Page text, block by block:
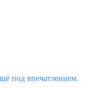
под впечатлением.